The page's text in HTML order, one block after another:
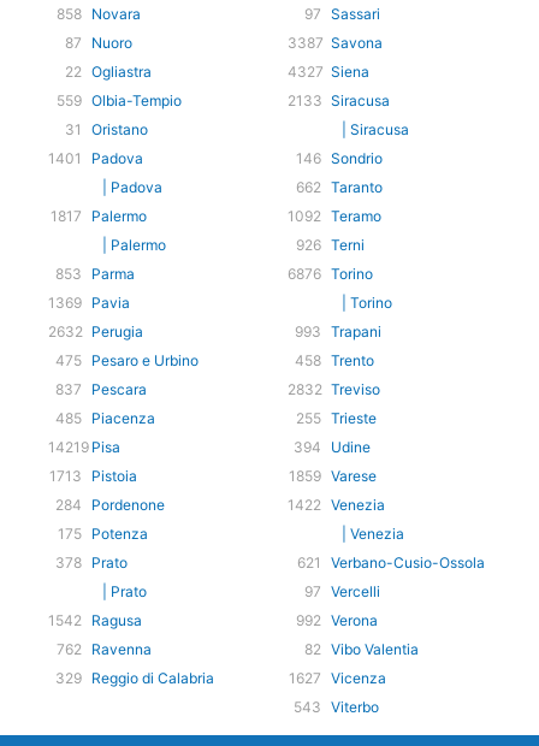
858 Novara
87
Nuoro
22 Ogliastra
559 Olbia-Tempio
31
Oristano
1401
Padova
| Padova
1817
Palermo
| Palermo
853
Parma
1369 Pavia
2632 Perugia
475 Pesaro e Urbino
837
Pescara
485 Piacenza
14219 Pisa
1713
Pistoia
284
Pordenone
175 Potenza
378 Prato
| Prato
1542 Ragusa
762 Ravenna
329 Reggio di Calabria
97 Sassari
3387 Savona
4327 Siena
2133 Siracusa
| Siracusa
146 Sondrio
662 Taranto
1092 Teramo
926 Terni
6876 Torino
| Torino
993 Trapani
458 Trento
2832 Treviso
255 Trieste
394
Udine
1859 Varese
1422 Venezia
| Venezia
621
Verbano-Cusio-Ossola
97 Vercelli
992 Verona
82 Vibo Valentia
1627 Vicenza
543 Viterbo